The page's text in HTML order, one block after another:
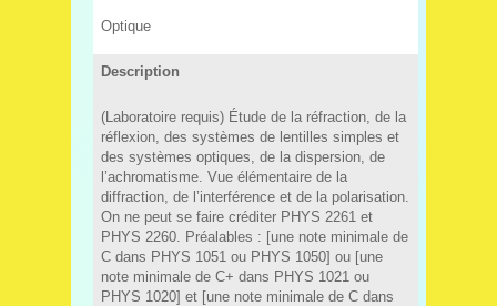
Optique
Description
(Laboratoire requis) Étude de la réfraction, de la
réflexion, des systèmes de lentilles simples et
des systèmes optiques, de la dispersion, de
l’achromatisme. Vue élémentaire de la
diffraction, de l’interférence et de la polarisation.
On ne peut se faire créditer PHYS 2261 et
PHYS 2260. Préalables : [une note minimale de
C dans PHYS 1051 ou PHYS 1050] ou [une
note minimale de C+ dans PHYS 1021 ou
PHYS 1020] et [une note minimale de C dans